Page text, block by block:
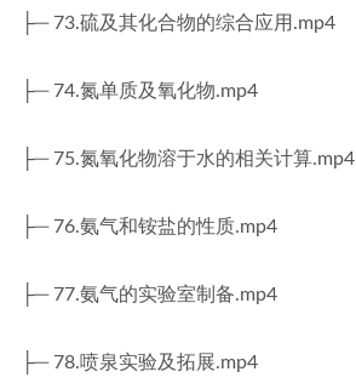
├─ 73.硫及其化合物的综合应用.mp4
├─ 74.氮单质及氧化物.mp4
├─ 75.氮氧化物溶于水的相关计算.mp4
├─ 76.氨气和铵盐的性质.mp4
├─ 77.氨气的实验室制备.mp4
├─ 78.喷泉实验及拓展.mp4